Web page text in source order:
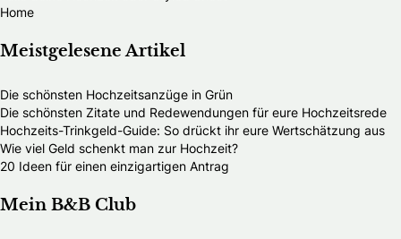
Home
Meistgelesene Artikel
Die schönsten Hochzeitsanzüge in Grün
Die schönsten Zitate und Redewendungen für eure Hochzeitsrede
Hochzeits-Trinkgeld-Guide: So drückt ihr eure Wertschätzung aus
Wie viel Geld schenkt man zur Hochzeit?
20 Ideen für einen einzigartigen Antrag
Mein B&B Club